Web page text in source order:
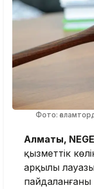
Фото:
Алматы,
қызметтік
арқылы
пайдаланғаны